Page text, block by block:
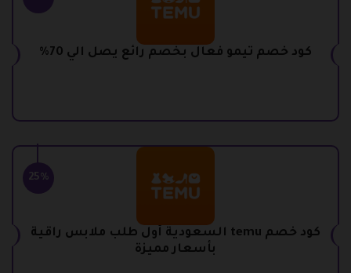
كود خصم تيمو فعال بخصم رائع يصل الي 70%
25%
كود خصم temu السعودية أول طلب ملابس راقية
بأسعار مميزة